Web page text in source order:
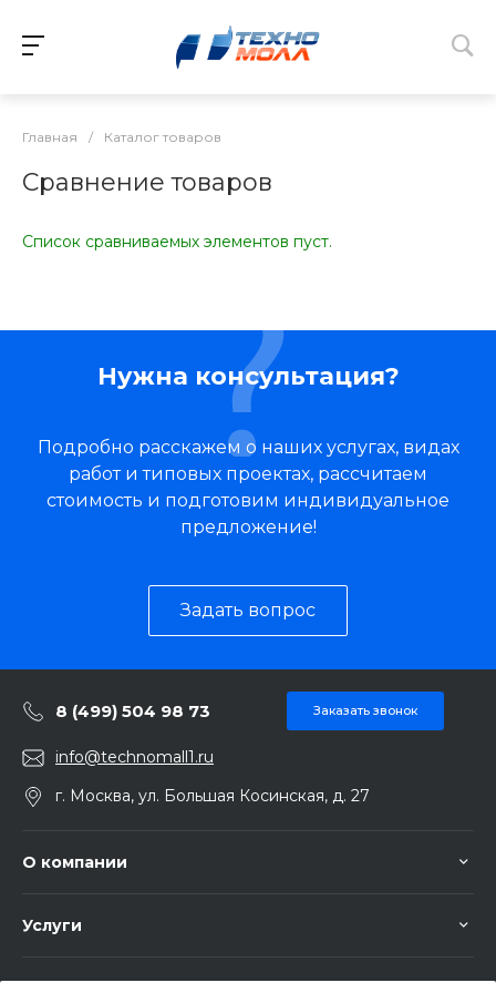
Главная / Каталог товаров
Сравнение товаров
Список сравниваемых элементов пуст.
Нужна консультация?
Подробно расскажем о наших услугах, видах
работ и типовых проектах, рассчитаем
стоимость и подготовим индивидуальное
предложение!
Задать вопрос
8 (499) 504 98 73 Заказать звонок
info@technomall1.ru
г. Москва, ул. Большая Косинская, д. 27
О компании
Услуги